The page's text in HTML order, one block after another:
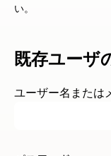
い。
既存ユーザ
ユーザー名または